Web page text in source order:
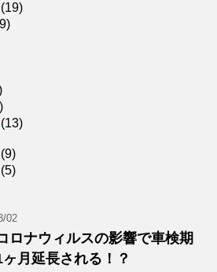
(19)
(13)
(9)
(5)
02
ロナウィルスの影響で車検期
ヶ月延長される！？